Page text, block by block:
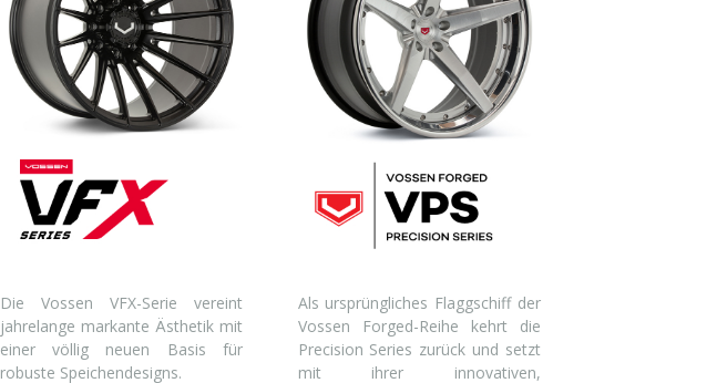
Die Vossen VFX-Serie vereint
jahrelange markante Ästhetik mit
einer völlig neuen Basis für
robuste Speichendesigns.
Als ursprüngliches Flaggschiff der
Vossen Forged-Reihe kehrt die
Precision Series zurück und setzt
mit ihrer innovativen,